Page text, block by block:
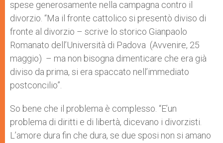
spese generosamente nella campagna contro il
divorzio. “Ma il fronte cattolico si presentò diviso di
fronte al divorzio – scrive lo storico Gianpaolo
Romanato dell’Università di Padova (Avvenire, 25
maggio) – ma non bisogna dimenticare che era già
diviso da prima, si era spaccato nell’immediato
postconcilio”.
So bene che il problema è complesso. “E’un
problema di diritti e di libertà, dicevano i divorzisti.
L’amore dura fin che dura, se due sposi non si amano